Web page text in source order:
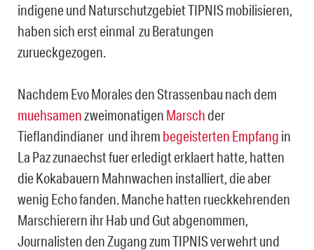
indigene und Naturschutzgebiet TIPNIS mobilisieren,
haben sich erst einmal zu Beratungen
zurueckgezogen.
Nachdem Evo Morales den Strassenbau nach dem
muehsamenzweimonatigen Marschder
Tieflandindianer und ihrem begeisterten Empfang in
La Paz zunaechst fuer erledigt erklaert hatte, hatten
die Kokabauern Mahnwachen installiert, die aber
wenig Echo fanden. Manche hatten rueckkehrenden
Marschierern ihr Hab und Gut abgenommen,
Journalisten den Zugang zum TIPNIS verwehrt und